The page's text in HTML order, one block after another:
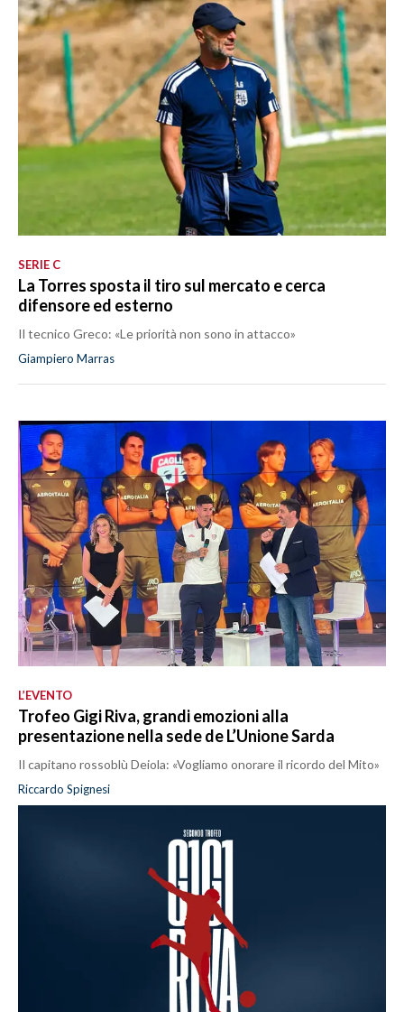
SERIE C
La Torres sposta il tiro sul mercato e cerca
difensore ed esterno
Il tecnico Greco: «Le priorità non sono in attacco»
Giampiero Marras
L’EVENTO
Trofeo Gigi Riva, grandi emozioni alla
presentazione nella sede de L’Unione Sarda
Il capitano rossoblù Deiola: «Vogliamo onorare il ricordo del Mito»
Riccardo Spignesi